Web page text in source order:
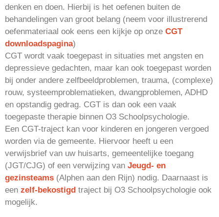
denken en doen. Hierbij is het oefenen buiten de
behandelingen van groot belang (neem voor illustrerend
oefenmateriaal ook eens een kijkje op onze CGT
downloadspagina)
CGT wordt vaak toegepast in situaties met angsten en
depressieve gedachten, maar kan ook toegepast worden
bij onder andere zelfbeeldproblemen, trauma, (complexe)
rouw, systeemproblematieken, dwangproblemen, ADHD
en opstandig gedrag. CGT is dan ook een vaak
toegepaste therapie binnen O3 Schoolpsychologie.
Een CGT-traject kan voor kinderen en jongeren vergoed
worden via de gemeente. Hiervoor heeft u een
verwijsbrief van uw huisarts, gemeentelijke toegang
(JGT/CJG) of een verwijzing van Jeugd- en
gezinsteams (Alphen aan den Rijn) nodig. Daarnaast is
een zelf-bekostigd traject bij O3 Schoolpsychologie ook
mogelijk.